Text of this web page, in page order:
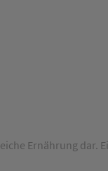
Ernährung dar.